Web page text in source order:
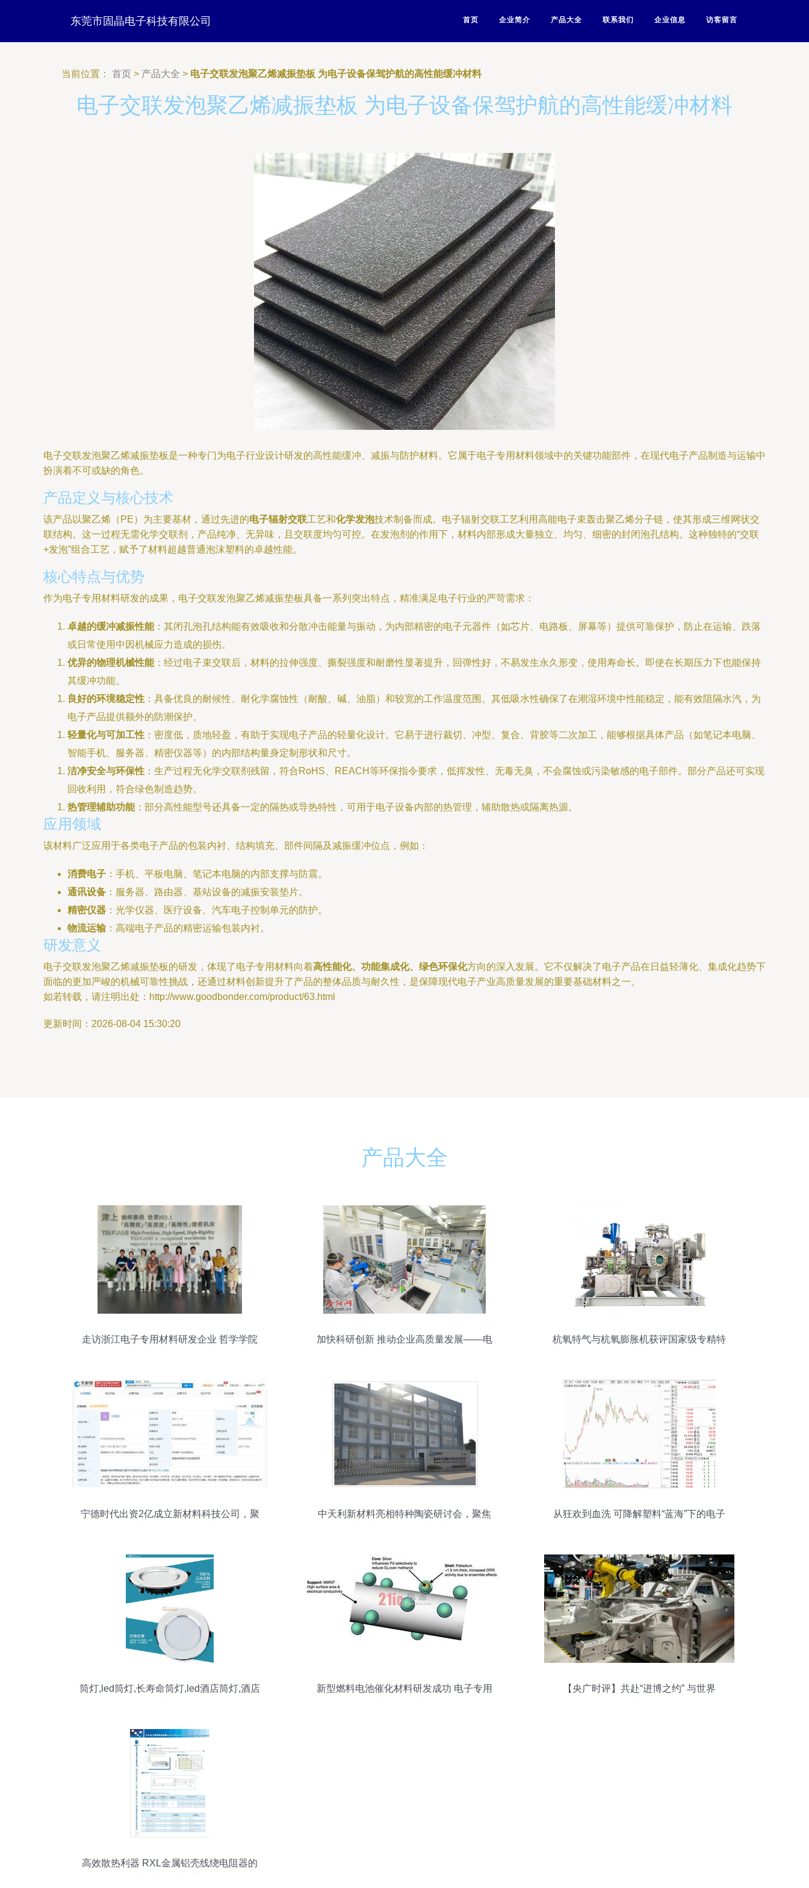
东莞市固晶电子科技有限公司 首页 企业简介 产品大全 联系我们 企业信息 访客留言
当前位置： 首页 > 产品大全 > 电子交联发泡聚乙烯减振垫板 为电子设备保驾护航的高性能缓冲材料
电子交联发泡聚乙烯减振垫板 为电子设备保驾护航的高性能缓冲材料
电子交联发泡聚乙烯减振垫板是一种专门为电子行业设计研发的高性能缓冲、减振与防护材料。它属于电子专用材料领域中的关键功能部件，在现代电子产品制造与运输中
扮演着不可或缺的角色。
产品定义与核心技术
该产品以聚乙烯（PE）为主要基材，通过先进的电子辐射交联工艺和化学发泡技术制备而成。电子辐射交联工艺利用高能电子束轰击聚乙烯分子链，使其形成三维网状交
联结构。这一过程无需化学交联剂，产品纯净、无异味，且交联度均匀可控。在发泡剂的作用下，材料内部形成大量独立、均匀、细密的封闭泡孔结构。这种独特的“交联
+发泡”组合工艺，赋予了材料超越普通泡沫塑料的卓越性能。
核心特点与优势
作为电子专用材料研发的成果，电子交联发泡聚乙烯减振垫板具备一系列突出特点，精准满足电子行业的严苛需求：
卓越的缓冲减振性能：其闭孔泡孔结构能有效吸收和分散冲击能量与振动，为内部精密的电子元器件（如芯片、电路板、屏幕等）提供可靠保护，防止在运输、跌落
或日常使用中因机械应力造成的损伤。
优异的物理机械性能：经过电子束交联后，材料的拉伸强度、撕裂强度和耐磨性显著提升，回弹性好，不易发生永久形变，使用寿命长。即使在长期压力下也能保持
其缓冲功能。
良好的环境稳定性 ：具备优良的耐候性、耐化学腐蚀性（耐酸、碱、油脂）和较宽的工作温度范围。其低吸水性确保了在潮湿环境中性能稳定，能有效阻隔水汽，为
电子产品提供额外的防潮保护。
轻量化与可加工性 ：密度低，质地轻盈，有助于实现电子产品的轻量化设计。它易于进行裁切、冲型、复合、背胶等二次加工，能够根据具体产品（如笔记本电脑、
智能手机、服务器、精密仪器等）的内部结构量身定制形状和尺寸。
洁净安全与环保性 ：生产过程无化学交联剂残留，符合RoHS、REACH等环保指令要求，低挥发性、无毒无臭，不会腐蚀或污染敏感的电子部件。部分产品还可实现
回收利用，符合绿色制造趋势。
热管理辅助功能：部分高性能型号还具备一定的隔热或导热特性，可用于电子设备内部的热管理，辅助散热或隔离热源。
应用领域
该材料广泛应用于各类电子产品的包装内衬、结构填充、部件间隔及减振缓冲位点，例如：
消费电子 ：手机、平板电脑、笔记本电脑的内部支撑与防震。
通讯设备 ：服务器、路由器、基站设备的减振安装垫片。
精密仪器 ：光学仪器、医疗设备、汽车电子控制单元的防护。
物流运输：高端电子产品的精密运输包装内衬。
研发意义
电子交联发泡聚乙烯减振垫板的研发，体现了电子专用材料向着高性能化、功能集成化、绿色环保化方向的深入发展。它不仅解决了电子产品在日益轻薄化、集成化趋势下
面临的更加严峻的机械可靠性挑战，还通过材料创新提升了产品的整体品质与耐久性，是保障现代电子产业高质量发展的重要基础材料之一。
如若转载，请注明出处：http://www.goodbonder.com/product/63.html
更新时间：2026-08-04 15:30:20
产品大全
走访浙江电子专用材料研发企业 哲学学院
加快科研创新 推动企业高质量发展——电
杭氧特气与杭氧膨胀机获评国家级专精特
宁德时代出资2亿成立新材料科技公司，聚
中天利新材料亮相特种陶瓷研讨会，聚焦
从狂欢到血洗 可降解塑料“蓝海”下的电子
筒灯,led筒灯,长寿命筒灯,led酒店筒灯,酒店
新型燃料电池催化材料研发成功 电子专用
【央广时评】共赴“进博之约” 与世界
高效散热利器 RXL金属铝壳线绕电阻器的